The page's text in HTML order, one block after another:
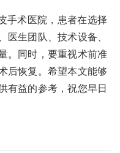
手术医院，患者在选择
医生团队、技术设备、
。同时，要重视术前准
后恢复。希望本文能够
有益的参考，祝您早日